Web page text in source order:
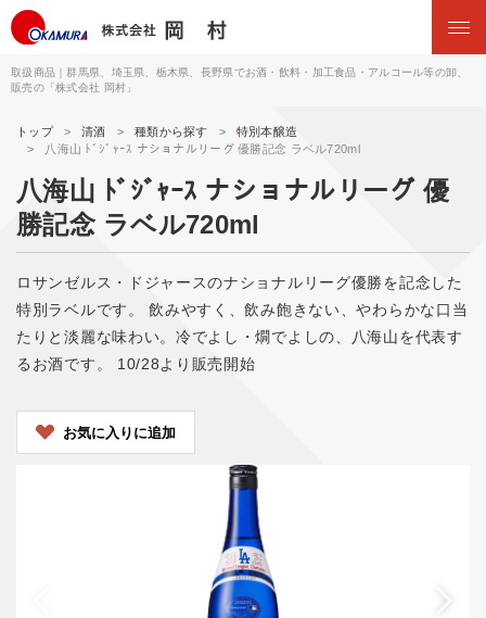
取扱商品｜群馬県、埼玉県、栃木県、長野県でお酒・飲料・加工食品・アルコール等の卸、
販売の「株式会社 岡村」
トップ 清酒 種類から探す
特別本醸造
八海山 ﾄﾞｼﾞｬｰｽ ナショナルリーグ 優勝記念 ラベル720ml
八海山 ﾄﾞｼﾞｬｰｽ ナショナルリーグ 優
勝記念 ラベル720ml
ロサンゼルス・ドジャースのナショナルリーグ優勝を記念した
特別ラベルです。 飲みやすく、飲み飽きない、やわらかな口当
たりと淡麗な味わい。冷でよし・燗でよしの、八海山を代表す
るお酒です。 10/28より販売開始
お気に入りに追加